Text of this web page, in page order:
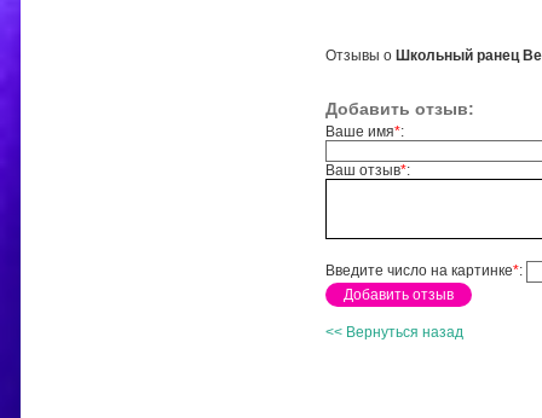
Отзывы о Школьный ранец
Добавить отзыв:
Ваше имя*:
Ваш отзыв*:
Введите число на картинке*:
<< Вернуться назад